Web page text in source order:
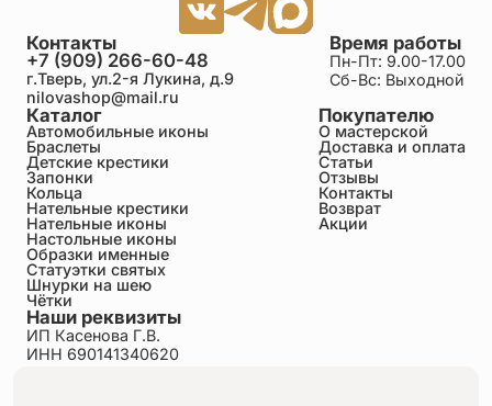
Каталог
Автомобильные иконы
Браслеты
Детские крестики
Запонки
Кольца
Нательные крестики
Нательные иконы
Настольные иконы
Образки именные
Статуэтки святых
Шнурки на шею
Чётки
Покупателю
О мастерской
Доставка и оплата
Статьи
Отзывы
Контакты
Возврат
Акции
Время работы
Пн-Пт: 9.00-17.00
Сб-Вс: Выходной
Контакты
+7 (909) 266-60-48
г.Тверь, ул.2-я Лукина, д.9
nilovashop@mail.ru
Наши реквизиты
ИП Касенова Г.В.
ИНН 690141340620